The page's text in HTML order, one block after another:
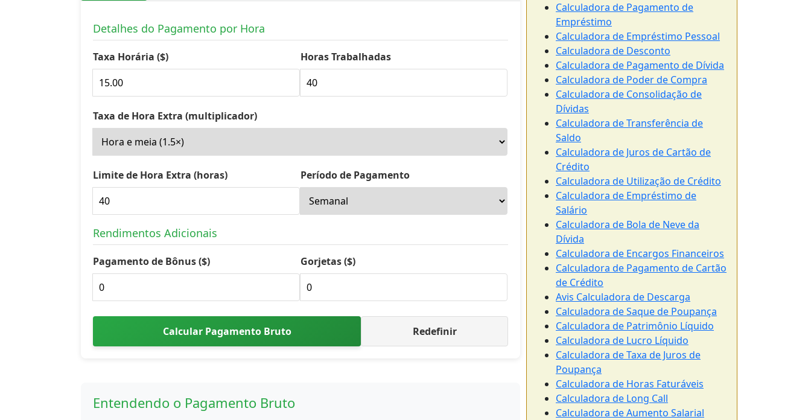
Detalhes do Pagamento por Hora
Taxa Horária ($) Horas Trabalhadas
Taxa de Hora Extra (multiplicador)
Limite de Hora Extra (horas) Período de Pagamento
Rendimentos Adicionais
Pagamento de Bônus ($) Gorjetas ($)
Calcular Pagamento Bruto Redefinir
Entendendo o Pagamento Bruto
Calculadora de Pagamento de
Empréstimo
Calculadora de Empréstimo Pessoal
Calculadora de Desconto
Calculadora de Pagamento de Dívida
Calculadora de Poder de Compra
Calculadora de Consolidação de
Dívidas
Calculadora de Transferência de
Saldo
Calculadora de Juros de Cartão de
Crédito
Calculadora de Utilização de Crédito
Calculadora de Empréstimo de
Salário
Calculadora de Bola de Neve da
Dívida
Calculadora de Encargos Financeiros
Calculadora de Pagamento de Cartão
de Crédito
Avis Calculadora de Descarga
Calculadora de Saque de Poupança
Calculadora de Patrimônio Líquido
Calculadora de Lucro Líquido
Calculadora de Taxa de Juros de
Poupança
Calculadora de Horas Faturáveis
Calculadora de Long Call
Calculadora de Aumento Salarial